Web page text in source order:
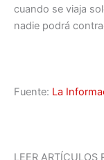
cuando se viaja
nadie podrá
Fuente: La
LEER ARTÍCULOS